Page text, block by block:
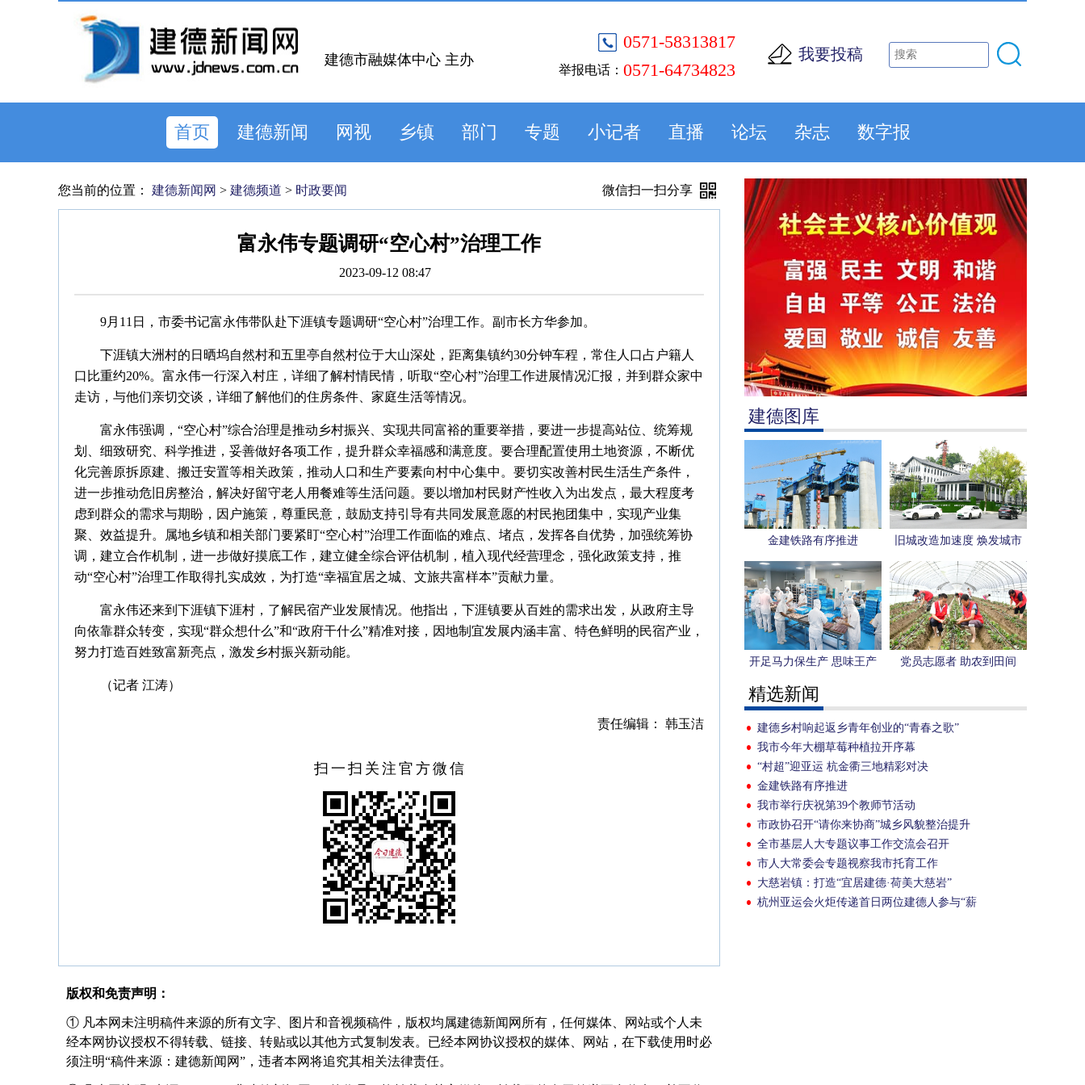
0571-58313817
举报电话： 0571-64734823
我要投稿
建德市融媒体中心 主办
首页 建德新闻 网视 乡镇 部门 专题 小记者 直播 论坛 杂志 数字报
建德图库
金建铁路有序推进
旧城改造加速度 焕发城市
新活力
开足马力保生产 思味王产
销两旺
党员志愿者 助农到田间
精选新闻
建德乡村响起返乡青年创业的“青春之歌”
我市今年大棚草莓种植拉开序幕
“村超”迎亚运 杭金衢三地精彩对决
金建铁路有序推进
我市举行庆祝第39个教师节活动
市政协召开“请你来协商”城乡风貌整治提升
会
全市基层人大专题议事工作交流会召开
市人大常委会专题视察我市托育工作
大慈岩镇：打造“宜居建德·荷美大慈岩”
杭州亚运会火炬传递首日两位建德人参与“薪
您当前的位置： 建德新闻网 > 建德频道 > 时政要闻 微信扫一扫分享
富永伟专题调研“空心村”治理工作
2023-09-12 08:47
9月11日，市委书记富永伟带队赴下涯镇专题调研“空心村”治理工作。副市长方华参加。
下涯镇大洲村的日晒坞自然村和五里亭自然村位于大山深处，距离集镇约30分钟车程，常住人口占户籍人
口比重约20%。富永伟一行深入村庄，详细了解村情民情，听取“空心村”治理工作进展情况汇报，并到群众家中
走访，与他们亲切交谈，详细了解他们的住房条件、家庭生活等情况。
富永伟强调，“空心村”综合治理是推动乡村振兴、实现共同富裕的重要举措，要进一步提高站位、统筹规
划、细致研究、科学推进，妥善做好各项工作，提升群众幸福感和满意度。要合理配置使用土地资源，不断优
化完善原拆原建、搬迁安置等相关政策，推动人口和生产要素向村中心集中。要切实改善村民生活生产条件，
进一步推动危旧房整治，解决好留守老人用餐难等生活问题。要以增加村民财产性收入为出发点，最大程度考
虑到群众的需求与期盼，因户施策，尊重民意，鼓励支持引导有共同发展意愿的村民抱团集中，实现产业集
聚、效益提升。属地乡镇和相关部门要紧盯“空心村”治理工作面临的难点、堵点，发挥各自优势，加强统筹协
调，建立合作机制，进一步做好摸底工作，建立健全综合评估机制，植入现代经营理念，强化政策支持，推
动“空心村”治理工作取得扎实成效，为打造“幸福宜居之城、文旅共富样本”贡献力量。
富永伟还来到下涯镇下涯村，了解民宿产业发展情况。他指出，下涯镇要从百姓的需求出发，从政府主导
向依靠群众转变，实现“群众想什么”和“政府干什么”精准对接，因地制宜发展内涵丰富、特色鲜明的民宿产业，
努力打造百姓致富新亮点，激发乡村振兴新动能。
（记者 江涛）
责任编辑： 韩玉洁
扫一扫关注官方微信
版权和免责声明：
① 凡本网未注明稿件来源的所有文字、图片和音视频稿件，版权均属建德新闻网所有，任何媒体、网站或个人未
经本网协议授权不得转载、链接、转贴或以其他方式复制发表。已经本网协议授权的媒体、网站，在下载使用时必
须注明“稿件来源：建德新闻网”，违者本网将追究其相关法律责任。